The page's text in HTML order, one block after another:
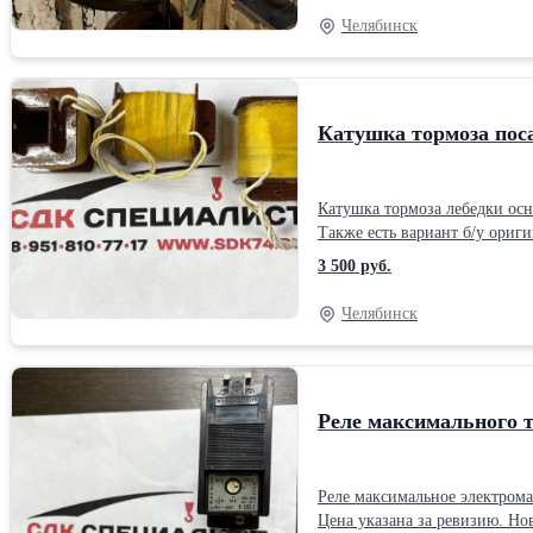
Челябинск
Катушка тормоза
Катушка тормоза лебедки
3 500 руб.
Челябинск
Реле максимального
Реле максимальное
Цена указана за ревизию.